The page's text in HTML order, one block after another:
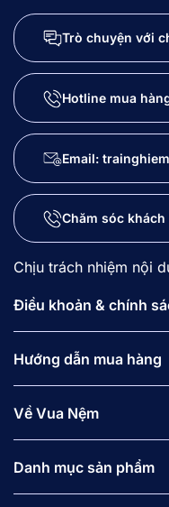
Trò chuyện với
Hotline mua
Email:
Chăm sóc khách
Chịu trách nhiệm nội
Điều khoản & chính
Hướng dẫn mua hàng
Về Vua Nệm
Danh mục sản phẩm